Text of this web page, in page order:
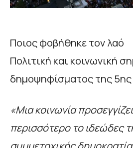
Ποιος φοβήθηκε τον λαό
Πολιτική και κοινωνική
δημοψηφίσματος της 5ης
«Μια κοινωνία
περισσότερο το ιδεώδες